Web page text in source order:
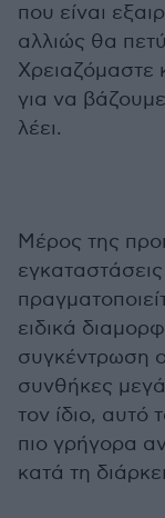
που είναι
αλλιώς θα
Χρειαζόμαστε
για να
λέει.
Μέρος της
ειδικά
συγκέντρωση
συνθήκες
τον ίδιο, αυτό
πιο γρήγορα
κατά τη